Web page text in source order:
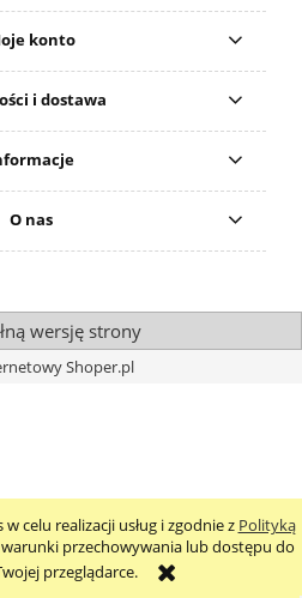
celu realizacji usług i zgodnie z Polityką
warunki przechowywania lub dostępu do
przeglądarce.
konto
i dostawa
O nas
wersję strony
Shoper.pl